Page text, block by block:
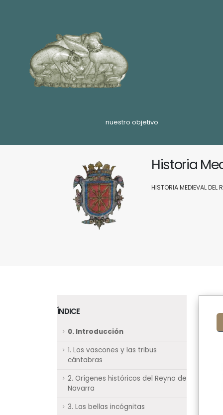
nuestro objetivo
Historia
HISTORIA MEDIEVAL DEL
ÍNDICE
0. Introducción
1. Los vascones y las tribus
cántabras
2. Orígenes históricos del Reyno de
Navarra
3. Las bellas incógnitas